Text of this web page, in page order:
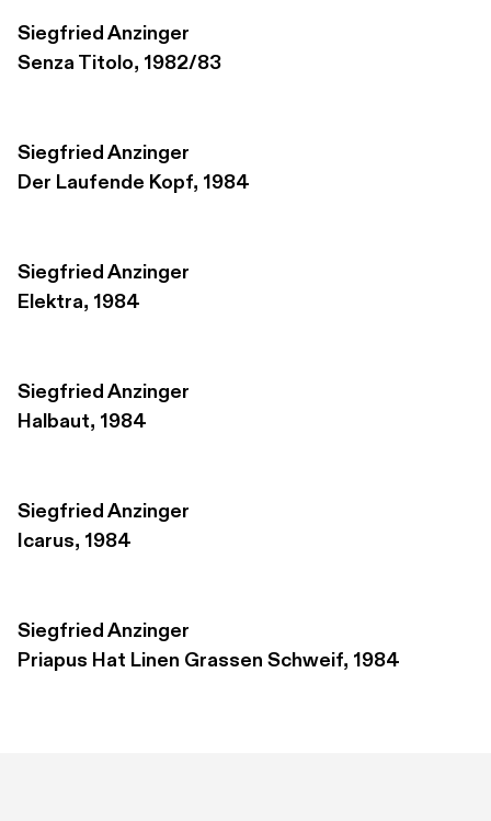
Siegfried Anzinger
Senza Titolo, 1982/83
Siegfried Anzinger
Der Laufende Kopf, 1984
Siegfried Anzinger
Elektra, 1984
Siegfried Anzinger
Halbaut, 1984
Siegfried Anzinger
Icarus, 1984
Siegfried Anzinger
Priapus Hat Linen Grassen Schweif, 1984